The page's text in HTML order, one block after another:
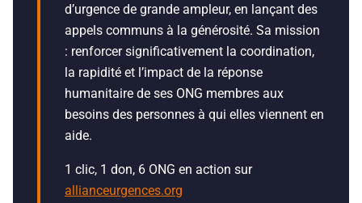
d’urgence de grande ampleur, en lançant des
appels communs à la générosité. Sa mission
: renforcer significativement la coordination,
la rapidité et l’impact de la réponse
humanitaire de ses ONG membres aux
besoins des personnes à qui elles viennent en
aide.
1 clic, 1 don, 6 ONG en action sur
allianceurgences.org